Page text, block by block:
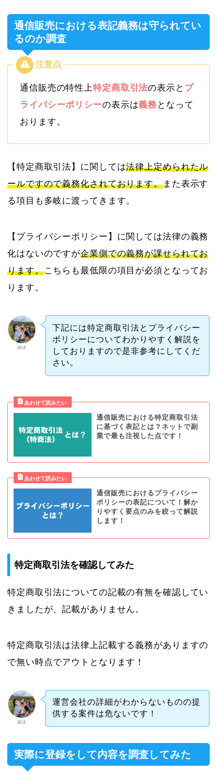
通信販売における表記義務は守られてい
るのか調査
通信販売の特性上特定商取引法の表示と プ
ライバシーポリシーの表示は義務 となって
おります。
【特定商取引法】に関しては法律上定められたル
ールですので義務化されております。また表示す
る項目も多岐に渡ってきます。
【プライバシーポリシー】に関しては法律の義務
化はないのですが企業側での義務が課せられてお
ります。こちらも最低限の項目が必須となってお
ります。
釼法
下記には特定商取引法とプライバシー
ポリシーについてわかりやすく解説を
しておりますので是非参考にしてくだ
さい。
通信販売における特定商取引法
に基づく表記とは？ネットで副
業で最も注視した点です！
通信販売におけるプライバシー
ポリシーの表記について！解か
りやすく要点のみを絞って解説
します！
特定商取引法を確認してみた
特定商取引法についての記載の有無を確認してい
きましたが、記載がありません。
特定商取引法は法律上記載する義務がありますの
で無い時点でアウトとなります！
釼法
運営会社の詳細がわからないものの提
供する案件は危ないです！
実際に登録をして内容を調査してみた